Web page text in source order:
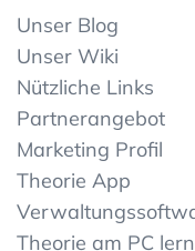
Unser Blog
Unser Wiki
Nützliche Links
Partnerangebot
Marketing Profil
Theorie App
Theorie am PC